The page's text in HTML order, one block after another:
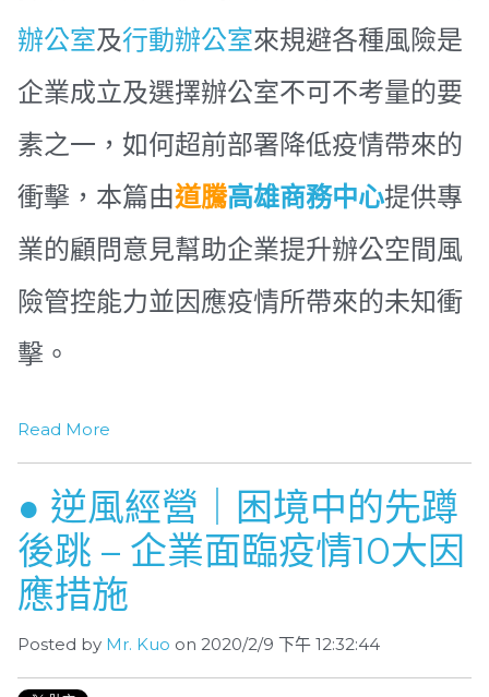
辦公室及行動辦公室來規避各種風險是
企業成立及選擇辦公室不可不考量的要
素之一，如何超前部署降低疫情帶來的
衝擊，本篇由道騰高雄商務中心提供專
業的顧問意見幫助企業提升辦公空間風
險管控能力並因應疫情所帶來的未知衝
擊。
Read More
● 逆風經營｜困境中的先蹲
後跳 – 企業面臨疫情10大因
應措施
Posted by Mr. Kuo on 2020/2/9 下午 12:32:44